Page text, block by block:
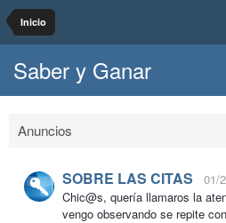
Inicio
Saber y Ganar
Anuncios
SOBRE LAS CITAS
01/
Chic@s, quería llamaros la
vengo observando se repite